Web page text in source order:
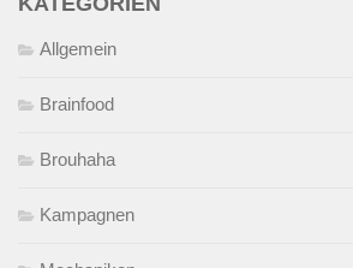
Allgemein
Brainfood
Brouhaha
Kampagnen